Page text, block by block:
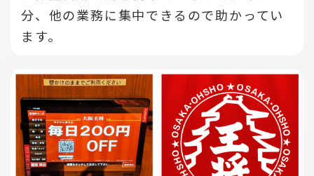
分、他の業務に集中できるので助かってい
ます。